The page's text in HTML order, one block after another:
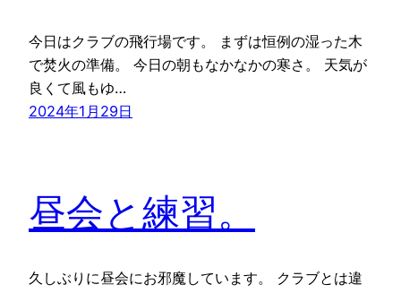
今日はクラブの飛行場です。 まずは恒例の湿った木
で焚火の準備。 今日の朝もなかなかの寒さ。 天気が
良くて風もゆ…
2024年1月29日
昼会と練習。
久しぶりに昼会にお邪魔しています。 クラブとは違